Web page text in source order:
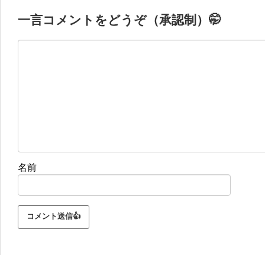
一言コメントをどうぞ（承認制）🤭
名前